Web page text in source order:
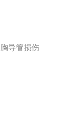
导管损伤